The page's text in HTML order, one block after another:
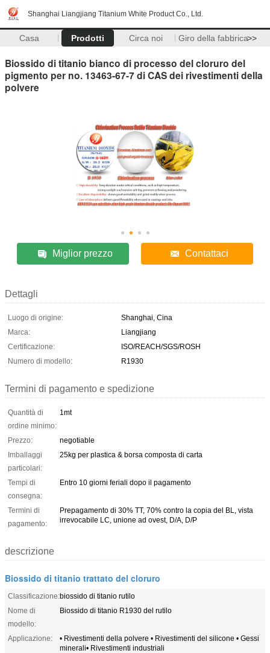
Shanghai Liangjiang Titanium White Product Co., Ltd.
Casa Prodotti Circa noi Giro della fabbrica>>
Biossido di titanio bianco di processo del cloruro del
pigmento per no. 13463-67-7 di CAS dei rivestimenti della
polvere
Miglior prezzo Contattaci
Dettagli
Luogo di origine:
Shanghai, Cina
Marca:
Liangjiang
Certificazione:
ISO/REACH/SGS/ROSH
Numero di modello:
R1930
Termini di pagamento e spedizione
Quantità di
ordine minimo:
1mt
Prezzo:
negotiable
Imballaggi
particolari:
25kg per plastica & borsa composta di carta
Tempi di
consegna:
Entro 10 giorni feriali dopo il pagamento
Termini di
pagamento:
Prepagamento di 30% TT, 70% contro la copia del BL, vista
irrevocabile LC, unione ad ovest, D/A, D/P
descrizione
Biossido di titanio trattato del cloruro
Classificazione:biossido di titanio rutilo
Nome di
modello:
Biossido di titanio R1930 del rutilo
Applicazione:
• Rivestimenti della polvere • Rivestimenti del silicone • Gessi
minerali• Rivestimenti industriali